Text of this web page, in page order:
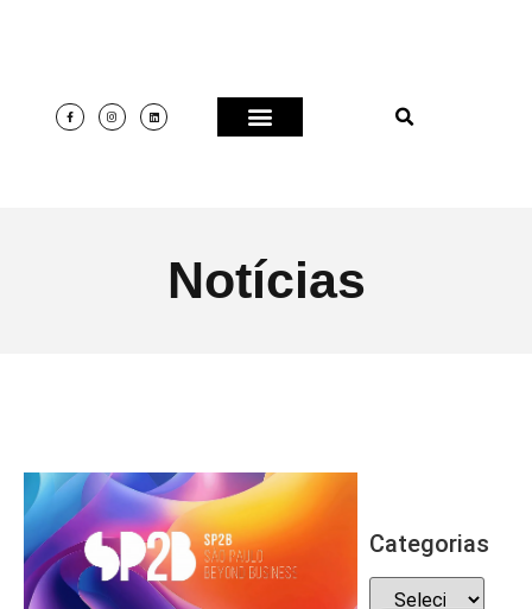
Notícias
Categorias